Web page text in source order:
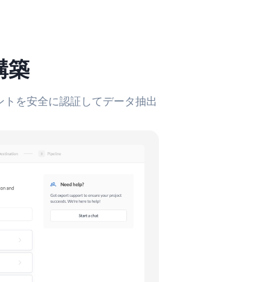
築
を安全に認証してデータ抽出